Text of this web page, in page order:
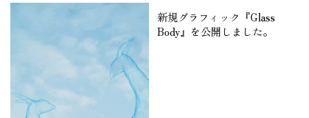
新規グラフィック『Glass
Body』を公開しました。